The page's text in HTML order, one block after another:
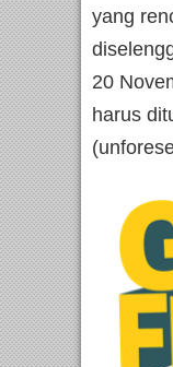
yang
20
harus